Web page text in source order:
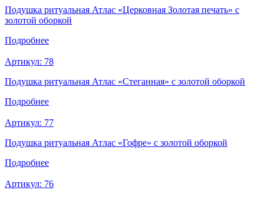
Подушка ритуальная Атлас «Церковная Золотая печать» с
золотой оборкой
Подробнее
Артикул: 78
Подушка ритуальная Атлас «Стеганная» с золотой оборкой
Подробнее
Артикул: 77
Подушка ритуальная Атлас «Гофре» с золотой оборкой
Подробнее
Артикул: 76